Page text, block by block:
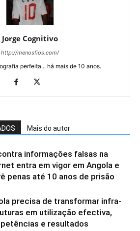
Jorge Cognitivo
http://menosfios.com/
perfeita... há mais de 10 anos.
Mais do autor
informações falsas na
entra em vigor em Angola e
penas até 10 anos de prisão
precisa de transformar infra-
em utilização efectiva,
e resultados